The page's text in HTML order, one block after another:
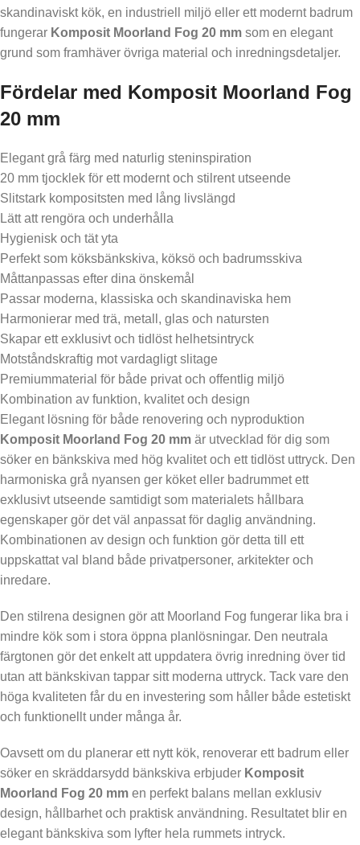
skandinaviskt kök, en industriell miljö eller ett modernt badrum
fungerar Komposit Moorland Fog 20 mm som en elegant
grund som framhäver övriga material och inredningsdetaljer.
Fördelar med Komposit Moorland Fog
20 mm
Elegant grå färg med naturlig steninspiration
20 mm tjocklek för ett modernt och stilrent utseende
Slitstark kompositsten med lång livslängd
Lätt att rengöra och underhålla
Hygienisk och tät yta
Perfekt som köksbänkskiva, köksö och badrumsskiva
Måttanpassas efter dina önskemål
Passar moderna, klassiska och skandinaviska hem
Harmonierar med trä, metall, glas och natursten
Skapar ett exklusivt och tidlöst helhetsintryck
Motståndskraftig mot vardagligt slitage
Premiummaterial för både privat och offentlig miljö
Kombination av funktion, kvalitet och design
Elegant lösning för både renovering och nyproduktion
Komposit Moorland Fog 20 mm är utvecklad för dig som
söker en bänkskiva med hög kvalitet och ett tidlöst uttryck. Den
harmoniska grå nyansen ger köket eller badrummet ett
exklusivt utseende samtidigt som materialets hållbara
egenskaper gör det väl anpassat för daglig användning.
Kombinationen av design och funktion gör detta till ett
uppskattat val bland både privatpersoner, arkitekter och
inredare.
Den stilrena designen gör att Moorland Fog fungerar lika bra i
mindre kök som i stora öppna planlösningar. Den neutrala
färgtonen gör det enkelt att uppdatera övrig inredning över tid
utan att bänkskivan tappar sitt moderna uttryck. Tack vare den
höga kvaliteten får du en investering som håller både estetiskt
och funktionellt under många år.
Oavsett om du planerar ett nytt kök, renoverar ett badrum eller
söker en skräddarsydd bänkskiva erbjuder Komposit
Moorland Fog 20 mm en perfekt balans mellan exklusiv
design, hållbarhet och praktisk användning. Resultatet blir en
elegant bänkskiva som lyfter hela rummets intryck.